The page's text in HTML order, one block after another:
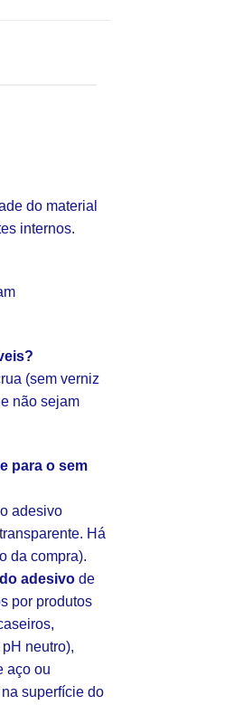
do material
internos.
(sem verniz
não sejam
para o sem
adesivo
Há
da compra).
adesivo de
por produtos
neutro),
aço ou
superfície do